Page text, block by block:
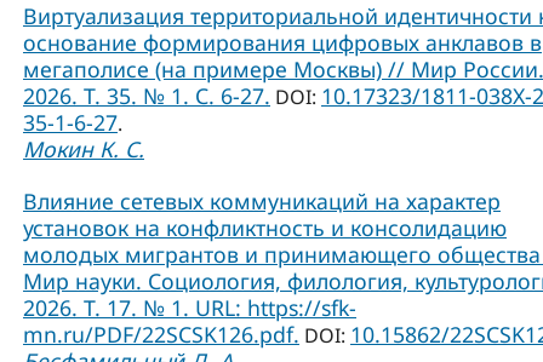
Виртуализация территориальной идентичности
основание формирования цифровых анклавов в
мегаполисе (на примере Москвы) // Мир России.
2026. Т. 35. № 1. С. 6-27. DOI: 10.17323/1811-038Х-
35-1-6-27.
Мокин К. С.
Влияние сетевых коммуникаций на характер
установок на конфликтность и консолидацию
молодых мигрантов и принимающего
Мир науки. Социология, филология,
2026. Т. 17. № 1. URL: https://sfk-
mn.ru/PDF/22SCSK126.pdf. DOI: 10.15862/